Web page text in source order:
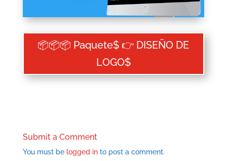
📦📦📦 Paquete$ 👉 DISEÑO DE
LOGO$
Submit a Comment
You must be logged into post a comment.